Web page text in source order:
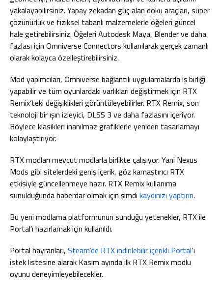
yakalayabilirsiniz. Yapay zekadan güç alan doku araçları, süper
çözünürlük ve fiziksel tabanlı malzemelerle öğeleri güncel
hale getirebilirsiniz. Öğeleri Autodesk Maya, Blender ve daha
fazlası için Omniverse Connectors kullanılarak gerçek zamanlı
olarak kolayca özelleştirebilirsiniz.
Mod yapımcıları, Omniverse bağlantılı uygulamalarda iş birliği
yapabilir ve tüm oyunlardaki varlıkları değiştirmek için RTX
Remix’teki değişiklikleri görüntüleyebilirler. RTX Remix, son
teknoloji bir ışın izleyici, DLSS 3 ve daha fazlasını içeriyor.
Böylece klasikleri inanılmaz grafiklerle yeniden tasarlamayı
kolaylaştırıyor.
RTX modları mevcut modlarla birlikte çalışıyor. Yani Nexus
Mods gibi sitelerdeki geniş içerik, göz kamaştırıcı RTX
etkisiyle güncellenmeye hazır. RTX Remix kullanıma
sunulduğunda haberdar olmak için şimdi kaydınızı yaptırın.
Bu yeni modlama platformunun sunduğu yetenekler, RTX ile
Portal’ı hazırlamak için kullanıldı.
Portal hayranları, Steam’de RTX indirilebilir içerikli Portal‘ı
istek listesine alarak Kasım ayında ilk RTX Remix modlu
oyunu deneyimleyebilecekler.